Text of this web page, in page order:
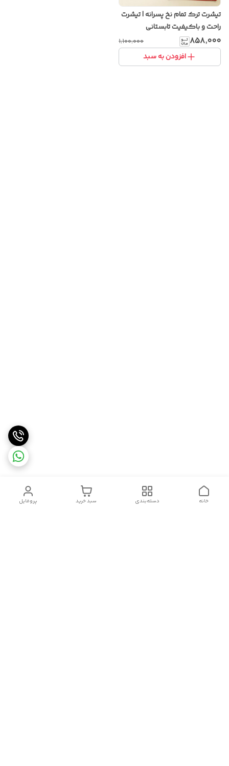
تیشرت ترک تمام نخ پسرانه | تیشرت
راحت و باکیفیت تابستانی
۸۵۸٬۰۰۰ ۱٬۱۰۰٬۰۰۰
افزودن به سبد
پروفایل سبد خرید دسته‌بندی خانه